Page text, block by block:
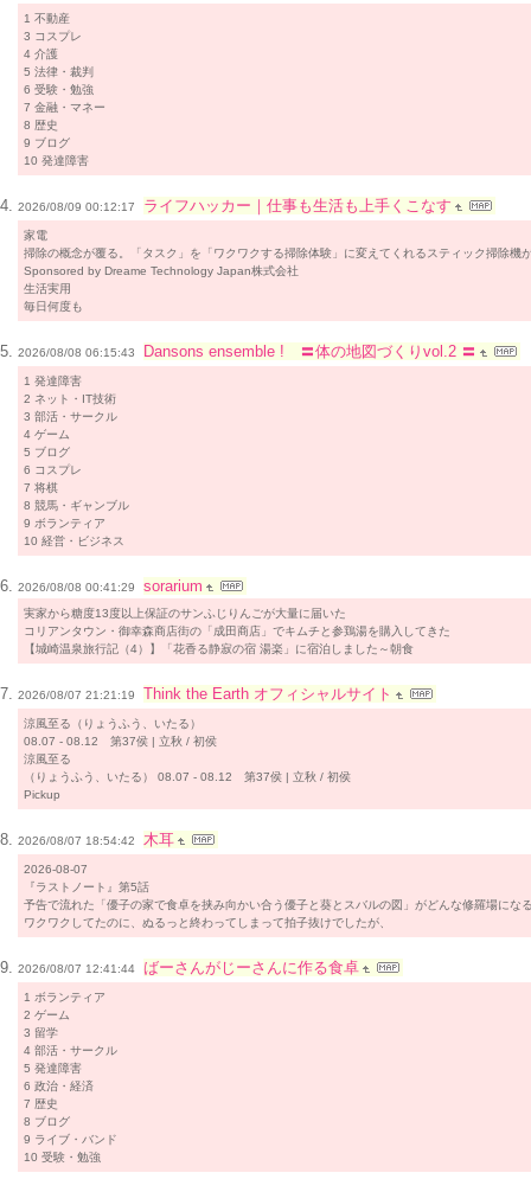
1 不動産
3 コスプレ
4 介護
5 法律・裁判
6 受験・勉強
7 金融・マネー
8 歴史
9 ブログ
10 発達障害
2026/08/09 00:12:17 ライフハッカー｜仕事も生活も上手くこなす
家電
掃除の概念が覆る。「タスク」を「ワクワクする掃除体験」に変えてくれるスティック掃除機
Sponsored by Dreame Technology Japan株式会社
生活実用
毎日何度も
2026/08/08 06:15:43 Dansons ensemble ! 〓体の地図づくりvol.2 〓
1 発達障害
2 ネット・IT技術
3 部活・サークル
4 ゲーム
5 ブログ
6 コスプレ
7 将棋
8 競馬・ギャンブル
9 ボランティア
10 経営・ビジネス
2026/08/08 00:41:29 sorarium
実家から糖度13度以上保証のサンふじりんごが大量に届いた
コリアンタウン・御幸森商店街の「成田商店」でキムチと参鶏湯を購入してきた
【城崎温泉旅行記（4）】「花香る静寂の宿 湯楽」に宿泊しました～朝食
2026/08/07 21:21:19 Think the Earth オフィシャルサイト
涼風至る（りょうふう、いたる）
08.07 - 08.12 第37侯 | 立秋 / 初侯
涼風至る
（りょうふう、いたる） 08.07 - 08.12 第37侯 | 立秋 / 初侯
Pickup
2026/08/07 18:54:42 木耳
2026-08-07
『ラストノート』第5話
予告で流れた「優子の家で食卓を挟み向かい合う優子と葵とスバルの図」がどんな修羅場にな
ワクワクしてたのに、ぬるっと終わってしまって拍子抜けでしたが、
2026/08/07 12:41:44 ばーさんがじーさんに作る食卓
1 ボランティア
2 ゲーム
3 留学
4 部活・サークル
5 発達障害
6 政治・経済
7 歴史
8 ブログ
9 ライブ・バンド
10 受験・勉強